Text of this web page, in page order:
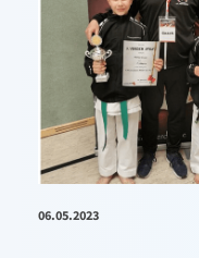
06.05.2023